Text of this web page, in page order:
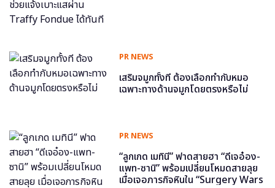
PR NEWS
เสริมจมูกทั้งที ต้องเลือกทำกับหมอ
เฉพาะทางด้านจมูกโดยตรงหรือไม่
PR NEWS
“ลูกเกด เมทินี” ฟาดสายฮา “ดีเจอ๋อง-
แพท-ซานิ” พร้อมเปลี่ยนโหมดสายลุย
เมื่อเจอภารกิจหินใน “Surgery Wars